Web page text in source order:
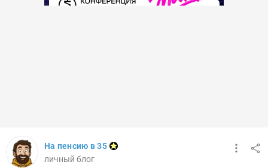
На пенсию в 35
личный блог